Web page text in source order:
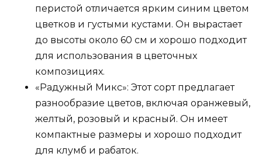
перистой отличается ярким синим цветом
цветков и густыми кустами. Он вырастает
до высоты около 60 см и хорошо подходит
для использования в цветочных
композициях.
«Радужный Микс»: Этот сорт предлагает
разнообразие цветов, включая оранжевый,
желтый, розовый и красный. Он имеет
компактные размеры и хорошо подходит
для клумб и рабаток.